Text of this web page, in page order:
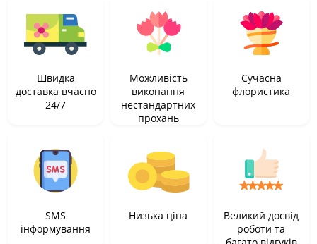
Швидка
доставка вчасно
24/7
Можливість
виконання
нестандартних
прохань
Сучасна
флористика
SMS
інформування
Низька ціна
Великий досвід
роботи та